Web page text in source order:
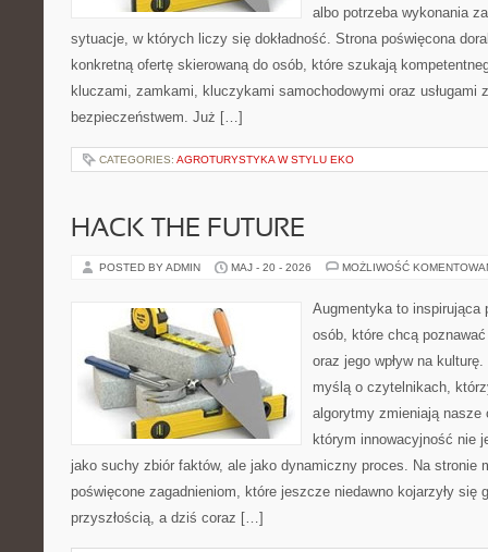
albo potrzeba wykonania
sytuacje, w których liczy się dokładność. Strona poświęcona
konkretną ofertę skierowaną do osób, które szukają
kluczami, zamkami, kluczykami samochodowymi oraz usługami
bezpieczeństwem. Już […]
CATEGORIES: AGROTURYSTYKA W STYLU EKO
HACK THE FUTURE
POSTED BY ADMIN MAJ - 20 - 2026 MOŻLIWOŚĆ
Augmentyka to inspirująca
osób, które chcą
oraz jego wpływ na
myślą o czytelnikach,
algorytmy zmieniają nasze
którym innowacyjność nie
jako suchy zbiór faktów, ale jako dynamiczny proces. Na stronie
poświęcone zagadnieniom, które jeszcze niedawno kojarzyły się
przyszłością, a dziś coraz […]